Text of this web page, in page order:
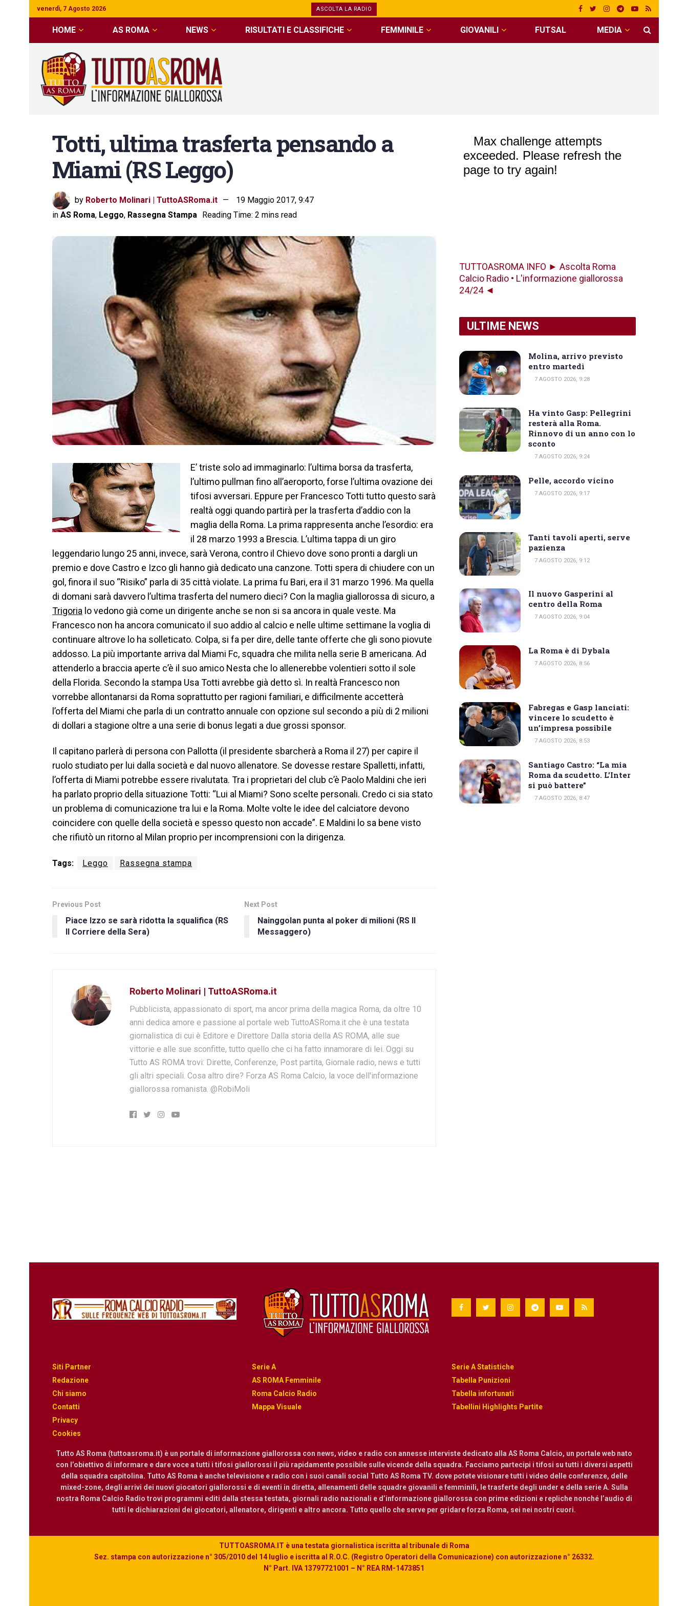
venerdì, 7 Agosto 2026 ASCOLTA LA RADIO
HOME AS ROMA NEWS RISULTATI E CLASSIFICHE FEMMINILE GIOVANILI FUTSAL MEDIA
Totti, ultima trasferta pensando a
Miami (RS Leggo)
by Roberto Molinari | TuttoASRoma.it
19 Maggio 2017, 9:47
in AS Roma, Leggo, Rassegna Stampa Reading Time: 2 mins read
E’ triste solo ad immaginarlo: l’ultima borsa da trasferta,
l’ultimo pullman fino all’aeroporto, forse l’ultima ovazione dei
tifosi avversari. Eppure per Francesco Totti tutto questo sarà
realtà oggi quando partirà per la trasferta d’addio con la
maglia della Roma. La prima rappresenta anche l’esordio: era
il 28 marzo 1993 a Brescia. L’ultima tappa di un giro
leggendario lungo 25 anni, invece, sarà Verona, contro il Chievo dove sono pronti a dargli un
premio e dove Castro e Izco gli hanno già dedicato una canzone. Totti spera di chiudere con un
gol, finora il suo “Risiko” parla di 35 città violate. La prima fu Bari, era il 31 marzo 1996. Ma quella
di domani sarà davvero l’ultima trasferta del numero dieci? Con la maglia giallorossa di sicuro, a
Trigoria lo vedono già come un dirigente anche se non si sa ancora in quale veste. Ma
Francesco non ha ancora comunicato il suo addio al calcio e nelle ultime settimane la voglia di
continuare altrove lo ha solleticato. Colpa, si fa per dire, delle tante offerte che gli sono piovute
addosso. La più importante arriva dal Miami Fc, squadra che milita nella serie B americana. Ad
attenderlo a braccia aperte c’è il suo amico Nesta che lo allenerebbe volentieri sotto il sole
della Florida. Secondo la stampa Usa Totti avrebbe già detto sì. In realtà Francesco non
vorrebbe allontanarsi da Roma soprattutto per ragioni familiari, e difficilmente accetterà
l’offerta del Miami che parla di un contratto annuale con opzione sul secondo a più di 2 milioni
di dollari a stagione oltre a una serie di bonus legati a due grossi sponsor.
Il capitano parlerà di persona con Pallotta (il presidente sbarcherà a Roma il 27) per capire il
ruolo studiato per lui dalla società e dal nuovo allenatore. Se dovesse restare Spalletti, infatti,
l’offerta di Miami potrebbe essere rivalutata. Tra i proprietari del club c’è Paolo Maldini che ieri
ha parlato proprio della situazione Totti: “Lui al Miami? Sono scelte personali. Credo ci sia stato
un problema di comunicazione tra lui e la Roma. Molte volte le idee del calciatore devono
coincidere con quelle della società e spesso questo non accade”. E Maldini lo sa bene visto
che rifiutò un ritorno al Milan proprio per incomprensioni con la dirigenza.
Tags: Leggo Rassegna stampa
Previous Post
Piace Izzo se sarà ridotta la squalifica (RS
Il Corriere della Sera)
Next Post
Nainggolan punta al poker di milioni (RS Il
Messaggero)
Roberto Molinari | TuttoASRoma.it
Pubblicista, appassionato di sport, ma ancor prima della magica Roma, da oltre 10
anni dedica amore e passione al portale web TuttoASRoma.it che è una testata
giornalistica di cui è Editore e Direttore Dalla storia della AS ROMA, alle sue
vittorie e alle sue sconfitte, tutto quello che ci ha fatto innamorare di lei. Oggi su
Tutto AS ROMA trovi: Dirette, Conferenze, Post partita, Giornale radio, news e tutti
gli altri speciali. Cosa altro dire? Forza AS Roma Calcio, la voce dell'informazione
giallorossa romanista. @RobiMoli
TUTTOASROMA INFO ► Ascolta Roma
Calcio Radio • L'informazione giallorossa
24/24 ◄
ULTIME NEWS
Molina, arrivo previsto
entro martedì
7 AGOSTO 2026, 9:28
Ha vinto Gasp: Pellegrini
resterà alla Roma.
Rinnovo di un anno con lo
sconto
7 AGOSTO 2026, 9:24
Pelle, accordo vicino
7 AGOSTO 2026, 9:17
Tanti tavoli aperti, serve
pazienza
7 AGOSTO 2026, 9:12
Il nuovo Gasperini al
centro della Roma
7 AGOSTO 2026, 9:04
La Roma è di Dybala
7 AGOSTO 2026, 8:56
Fabregas e Gasp lanciati:
vincere lo scudetto è
un’impresa possibile
7 AGOSTO 2026, 8:53
Santiago Castro: “La mia
Roma da scudetto. L’Inter
si può battere”
7 AGOSTO 2026, 8:47
Siti Partner
Redazione
Chi siamo
Contatti
Privacy
Cookies
Serie A
AS ROMA Femminile
Roma Calcio Radio
Mappa Visuale
Serie A Statistiche
Tabella Punizioni
Tabella infortunati
Tabellini Highlights Partite
Tutto AS Roma (tuttoasroma.it) è un portale di informazione giallorossa con news, video e radio con annesse interviste dedicato alla AS Roma Calcio, un portale web nato
con l’obiettivo di informare e dare voce a tutti i tifosi giallorossi il più rapidamente possibile sulle vicende della squadra. Facciamo partecipi i tifosi su tutti i diversi aspetti
della squadra capitolina. Tutto AS Roma è anche televisione e radio con i suoi canali social Tutto AS Roma TV. dove potete visionare tutti i video delle conferenze, delle
mixed-zone, degli arrivi dei nuovi giocatori giallorossi e di eventi in diretta, allenamenti delle squadre giovanili e femminili, le trasferte degli under e della serie A. Sulla
nostra Roma Calcio Radio trovi programmi editi dalla stessa testata, giornali radio nazionali e d’informazione giallorossa con prime edizioni e repliche nonché l’audio di
tutti le dichiarazioni dei giocatori, allenatore, dirigenti e altro ancora. Tutto quello che serve per gridare forza Roma, sei nei nostri cuori.
TUTTOASROMA.IT è una testata giornalistica iscritta al tribunale di Roma
Sez. stampa con autorizzazione n° 305/2010 del 14 luglio e iscritta al R.O.C. (Registro Operatori della Comunicazione) con autorizzazione n° 26332.
N° Part. IVA 13797721001 – N° REA RM-1473851